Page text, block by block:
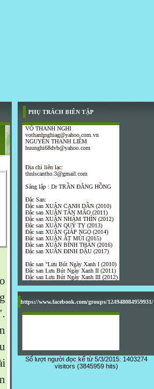
PHỤ TRÁCH BIÊN TẬP
VÕ THANH NGHI
vothanhnghiag@yahoo.com.vn
NGUYỄN THANH LIÊM
huunghi68dvb@yahoo.com
Địa chỉ liên lạc:
thnlscantho.3@gmail.com
Sáng lập : Dr TRẦN ĐĂNG HỒNG
Đặc San:
Đặc san XUÂN CANH DẦN (2010)
Đặc san XUÂN TÂN MÃO (2011)
Đặc san XUÂN NHÂM THÌN (2012)
Đặc san XUÂN QUÝ TỴ (2013)
Đặc san XUÂN GIÁP NGỌ (2014)
Đặc san XUÂN ẤT MÙI (2015)
Đặc san XUÂN BÍNH THÂN (2016)
Đặc san XUÂN ĐINH DẬU (2017)
Đặc san "Lưu Bút Ngày Xanh I (2010)
Đặc san Lưu Bút Ngày Xanh II (2011)
Đặc san Lưu Bút Ngày Xanh III (2012)
https://www.facebook.com/groups/124948084959931/
Số lượt người đọc kể từ 5/3/2015: 1403274
visitors (3845959 hits)